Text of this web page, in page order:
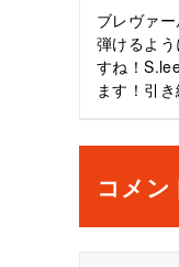
ョ
ン
ブレヴァ
弾けるよ
すね！
ます！引
コメン